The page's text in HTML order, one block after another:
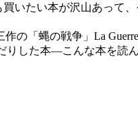
いたい本が沢山あって
の「蝿の戦争」La Guerre
りした本―こんな本を読